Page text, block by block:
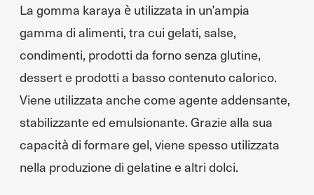
La gomma karaya è utilizzata in un’ampia
gamma di alimenti, tra cui gelati, salse,
condimenti, prodotti da forno senza glutine,
dessert e prodotti a basso contenuto calorico.
Viene utilizzata anche come agente addensante,
stabilizzante ed emulsionante. Grazie alla sua
capacità di formare gel, viene spesso utilizzata
nella produzione di gelatine e altri dolci.